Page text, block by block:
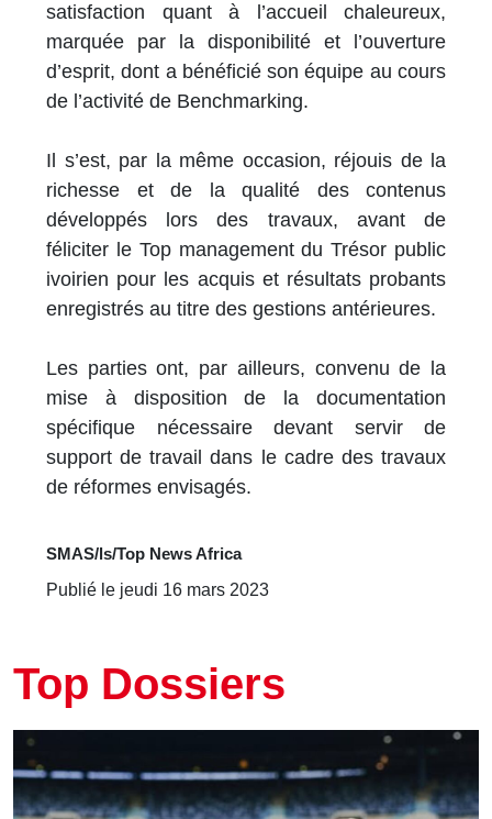
satisfaction quant à l’accueil chaleureux,
marquée par la disponibilité et l’ouverture
d’esprit, dont a bénéficié son équipe au cours
de l’activité de Benchmarking.
Il s’est, par la même occasion, réjouis de la
richesse et de la qualité des contenus
développés lors des travaux, avant de
féliciter le Top management du Trésor public
ivoirien pour les acquis et résultats probants
enregistrés au titre des gestions antérieures.
Les parties ont, par ailleurs, convenu de la
mise à disposition de la documentation
spécifique nécessaire devant servir de
support de travail dans le cadre des travaux
de réformes envisagés.
SMAS/ls/Top News Africa
Publié le jeudi 16 mars 2023
Top Dossiers